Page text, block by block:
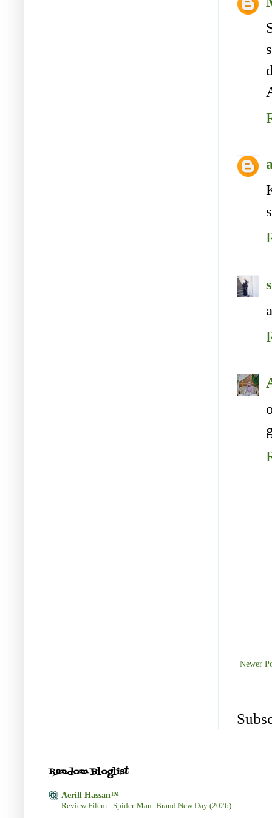
Newer
Random Bloglist
Aerill Hassan™
Review Filem : Spider-Man: Brand New Day (2026)